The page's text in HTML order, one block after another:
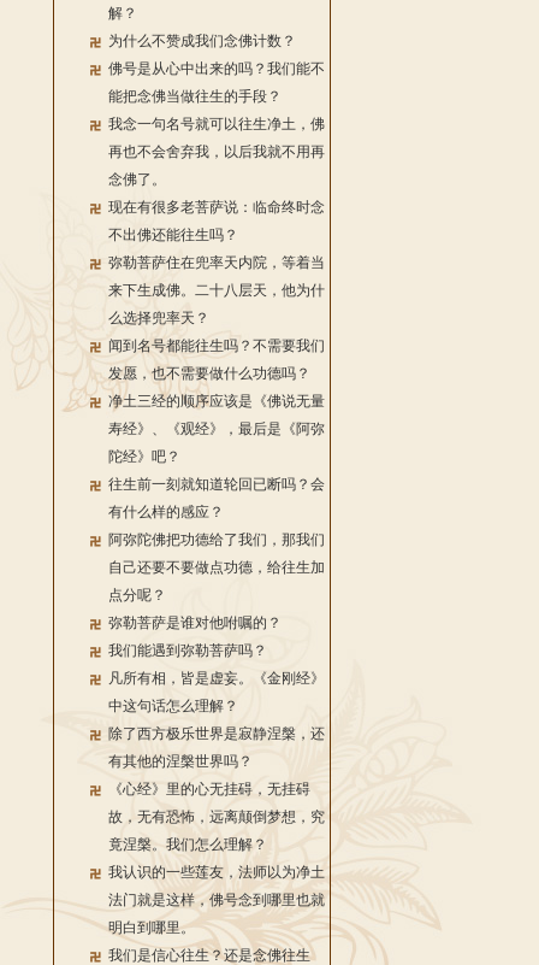
解？
为什么不赞成我们念佛计数？
佛号是从心中出来的吗？我们能不
能把念佛当做往生的手段？
我念一句名号就可以往生净土，佛
再也不会舍弃我，以后我就不用再
念佛了。
现在有很多老菩萨说：临命终时念
不出佛还能往生吗？
弥勒菩萨住在兜率天内院，等着当
来下生成佛。二十八层天，他为什
么选择兜率天？
闻到名号都能往生吗？不需要我们
发愿，也不需要做什么功德吗？
净土三经的顺序应该是《佛说无量
寿经》、《观经》，最后是《阿弥
陀经》吧？
往生前一刻就知道轮回已断吗？会
有什么样的感应？
阿弥陀佛把功德给了我们，那我们
自己还要不要做点功德，给往生加
点分呢？
弥勒菩萨是谁对他咐嘱的？
我们能遇到弥勒菩萨吗？
凡所有相，皆是虚妄。《金刚经》
中这句话怎么理解？
除了西方极乐世界是寂静涅槃，还
有其他的涅槃世界吗？
《心经》里的心无挂碍，无挂碍
故，无有恐怖，远离颠倒梦想，究
竟涅槃。我们怎么理解？
我认识的一些莲友，法师以为净土
法门就是这样，佛号念到哪里也就
明白到哪里。
我们是信心往生？还是念佛往生